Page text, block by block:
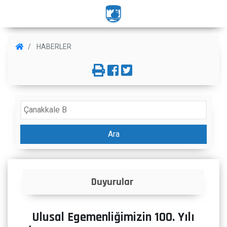
HABERLER
Ara
İlanlar
Ulusal Egemenliğimizin 100. Yılı